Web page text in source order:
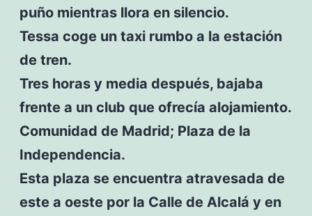
puño mientras llora en silencio.
Tessa coge un taxi rumbo a la estación
de tren.
Tres horas y media después, bajaba
frente a un club que ofrecía alojamiento.
Comunidad de Madrid; Plaza de la
Independencia.
Esta plaza se encuentra atravesada de
este a oeste por la Calle de Alcalá y en